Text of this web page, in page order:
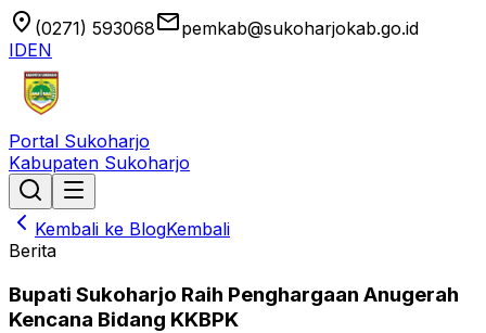
location_on (0271) 593068emailpemkab@sukoharjokab.go.id
IDEN
Portal Sukoharjo
Kabupaten Sukoharjo
Kembali ke BlogKembali
Berita
Bupati Sukoharjo Raih Penghargaan Anugerah
Kencana Bidang KKBPK